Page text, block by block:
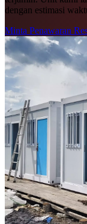
dengan estimasi
Minta Penawaran